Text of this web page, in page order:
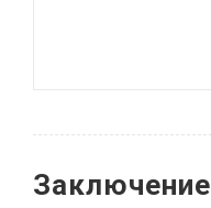
Заключение